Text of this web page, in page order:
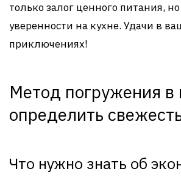
только залог ценного питания,
уверенности на кухне. Удачи в
приключениях!
Метод погружения в
определить
Что нужно знать об